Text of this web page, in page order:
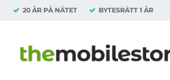
20 ÅR PÅ NÄTET BYTESRÄTT 1 ÅR
Startsidan för